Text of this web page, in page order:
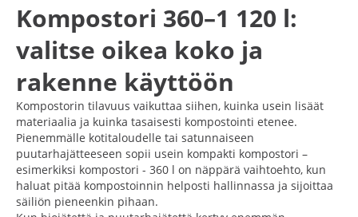
Kompostori 360–1 120 l:
valitse oikea koko ja
rakenne käyttöön
Kompostorin tilavuus vaikuttaa siihen, kuinka usein lisäät
materiaalia ja kuinka tasaisesti kompostointi etenee.
Pienemmälle kotitaloudelle tai satunnaiseen
puutarhajätteeseen sopii usein kompakti kompostori –
esimerkiksi kompostori - 360 l on näppärä vaihtoehto, kun
haluat pitää kompostoinnin helposti hallinnassa ja sijoittaa
säiliön pieneenkin pihaan.